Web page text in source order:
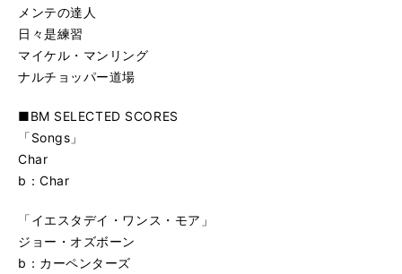
メンテの達人
日々是練習
マイケル・マンリング
ナルチョッパー道場
■BM SELECTED SCORES
「Songs」
Char
b：Char
「イエスタデイ・ワンス・モア」
ジョー・オズボーン
b：カーペンターズ